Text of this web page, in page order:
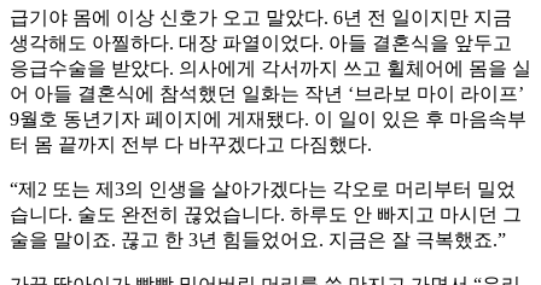
급기야 몸에 이상 신호가 오고 말았다. 6년 전 일이지만 지금
생각해도 아찔하다. 대장 파열이었다. 아들 결혼식을 앞두고
응급수술을 받았다. 의사에게 각서까지 쓰고 휠체어에 몸을 실
어 아들 결혼식에 참석했던 일화는 작년 ‘브라보 마이 라이프’
9월호 동년기자 페이지에 게재됐다. 이 일이 있은 후 마음속부
터 몸 끝까지 전부 다 바꾸겠다고 다짐했다.
“제2 또는 제3의 인생을 살아가겠다는 각오로 머리부터 밀었
습니다. 술도 완전히 끊었습니다. 하루도 안 빠지고 마시던 그
술을 말이죠. 끊고 한 3년 힘들었어요. 지금은 잘 극복했죠.”